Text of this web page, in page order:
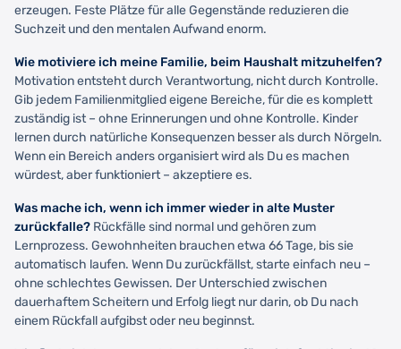
erzeugen. Feste Plätze für alle Gegenstände reduzieren die
Suchzeit und den mentalen Aufwand enorm.
Wie motiviere ich meine Familie, beim Haushalt mitzuhelfen?
Motivation entsteht durch Verantwortung, nicht durch Kontrolle.
Gib jedem Familienmitglied eigene Bereiche, für die es komplett
zuständig ist – ohne Erinnerungen und ohne Kontrolle. Kinder
lernen durch natürliche Konsequenzen besser als durch Nörgeln.
Wenn ein Bereich anders organisiert wird als Du es machen
würdest, aber funktioniert – akzeptiere es.
Was mache ich, wenn ich immer wieder in alte Muster
zurückfalle? Rückfälle sind normal und gehören zum
Lernprozess. Gewohnheiten brauchen etwa 66 Tage, bis sie
automatisch laufen. Wenn Du zurückfällst, starte einfach neu –
ohne schlechtes Gewissen. Der Unterschied zwischen
dauerhaftem Scheitern und Erfolg liegt nur darin, ob Du nach
einem Rückfall aufgibst oder neu beginnst.